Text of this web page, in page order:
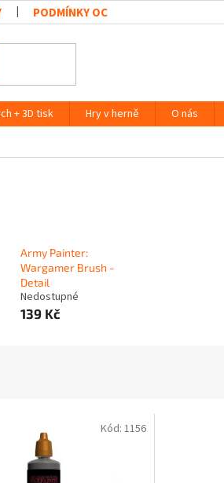
PODMÍNKY OCHRANY OSOBNÍCH
+ 3D tisk Hry v herně O nás
Army Painter:
Wargamer Brush -
Detail
Nedostupné
139 Kč
Kód: 1156